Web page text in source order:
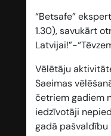
“Betsafe”
1.30), savukārt
Latvijai!”-
Vēlētāju
Saeimas
četriem gadiem
iedzīvotāji
gadā pašvaldību